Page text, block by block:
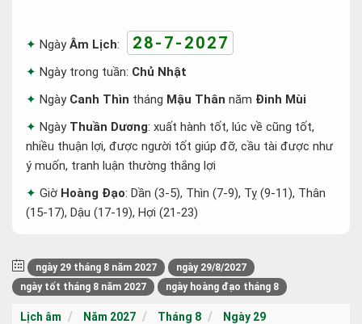
NgàyÂm Lịch: 28-7-2027
Ngày trong tuần: Chủ Nhật
Ngày Canh Thìn tháng Mậu Thân năm Đinh Mùi
Ngày Thuần Dương: xuất hành tốt, lúc về cũng tốt,
nhiều thuận lợi, được người tốt giúp đỡ, cầu tài được như
ý muốn, tranh luận thường thắng lợi
Giờ Hoàng Đạo: Dần (3-5), Thìn (7-9), Tỵ (9-11), Thân
(15-17), Dậu (17-19), Hợi (21-23)
ngày 29 tháng 8 năm 2027
ngày 29/8/2027
ngày tốt tháng 8 năm 2027
ngày hoàng đạo tháng 8
Lịch âm Năm 2027 Tháng 8 Ngày 29